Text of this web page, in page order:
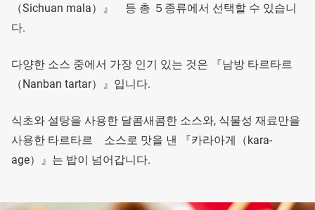
（Sichuan mala）』 등 총 ５종류에서 선택할 수 있습니
다.
다양한 소스 중에서 가장 인기 있는 것은 『남방 타르타르
（Nanban tartar）』입니다.
식초와 설탕을 사용한 달콤새콤한 소스와, 식물성 재료만을
사용한 타르타르 소스로 맛을 낸 『카라아게（kara-
age）』는 밥이 넘어갑니다.